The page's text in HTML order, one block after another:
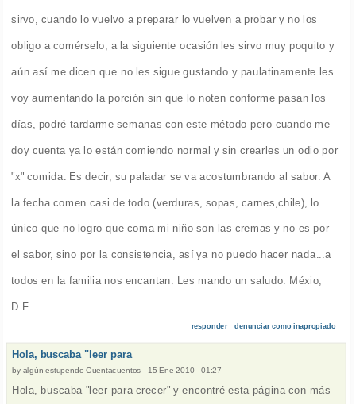
sirvo, cuando lo vuelvo a preparar lo vuelven a probar y no los
obligo a comérselo, a la siguiente ocasión les sirvo muy poquito y
aún así me dicen que no les sigue gustando y paulatinamente les
voy aumentando la porción sin que lo noten conforme pasan los
días, podré tardarme semanas con este método pero cuando me
doy cuenta ya lo están comiendo normal y sin crearles un odio por
"x" comida. Es decir, su paladar se va acostumbrando al sabor. A
la fecha comen casi de todo (verduras, sopas, carnes,chile), lo
único que no logro que coma mi niño son las cremas y no es por
el sabor, sino por la consistencia, así ya no puedo hacer nada...a
todos en la familia nos encantan. Les mando un saludo. Méxio,
D.F
responder denunciar como inapropiado
Hola, buscaba "leer para
by algún estupendo Cuentacuentos - 15 Ene 2010 - 01:27
Hola, buscaba "leer para crecer" y encontré esta página con más